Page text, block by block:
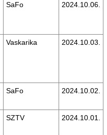
SaFo 2024.10.06.
Vaskarika 2024.10.03.
SaFo 2024.10.02.
SZTV 2024.10.01.